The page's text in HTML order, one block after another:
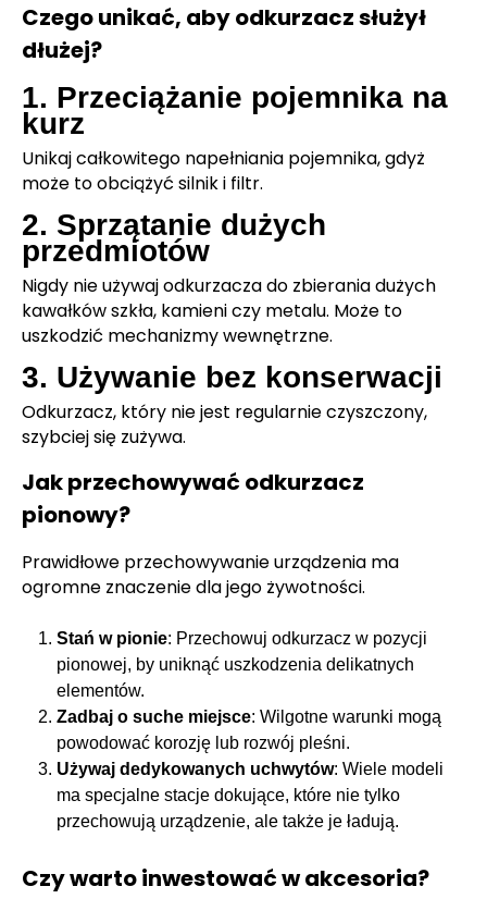
Czego unikać, aby odkurzacz służył
dłużej?
1. Przeciążanie pojemnika na
kurz
Unikaj całkowitego napełniania pojemnika, gdyż
może to obciążyć silnik i filtr.
2. Sprzątanie dużych
przedmiotów
Nigdy nie używaj odkurzacza do zbierania dużych
kawałków szkła, kamieni czy metalu. Może to
uszkodzić mechanizmy wewnętrzne.
3. Używanie bez konserwacji
Odkurzacz, który nie jest regularnie czyszczony,
szybciej się zużywa.
Jak przechowywać odkurzacz
pionowy?
Prawidłowe przechowywanie urządzenia ma
ogromne znaczenie dla jego żywotności.
Stań w pionie: Przechowuj odkurzacz w pozycji
pionowej, by uniknąć uszkodzenia delikatnych
elementów.
Zadbaj o suche miejsce: Wilgotne warunki mogą
powodować korozję lub rozwój pleśni.
Używaj dedykowanych uchwytów: Wiele modeli
ma specjalne stacje dokujące, które nie tylko
przechowują urządzenie, ale także je ładują.
Czy warto inwestować w akcesoria?